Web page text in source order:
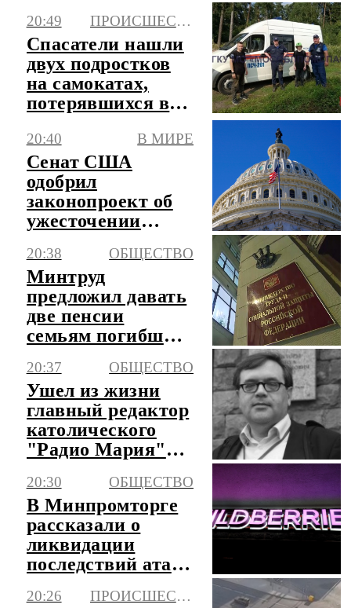
20:49 ПРОИСШЕСТВИЯ
Спасатели нашли
двух подростков
на самокатах,
потерявшихся в
20:40 В МИРЕ
Сенат США
одобрил
законопроект об
ужесточении
отношении России
и Ирана
20:38 ОБЩЕСТВО
Минтруд
предложил давать
две пенсии
семьям погибших
20:37 ОБЩЕСТВО
Ушел из жизни
главный редактор
католического
"Радио Мария"
Струтинский
20:30 ОБЩЕСТВО
В Минпромторге
рассказали о
ликвидации
последствий атак
20:26 ПРОИСШЕСТВИЯ